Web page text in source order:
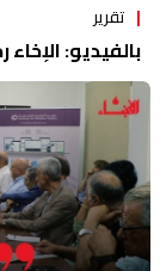
تقرير
بالفيديو: